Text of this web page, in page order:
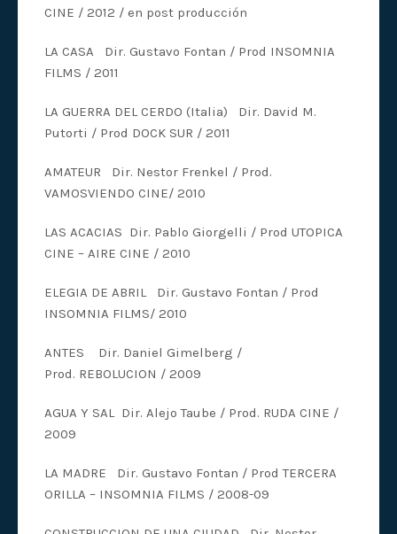
CINE / 2012 / en post producción
LA CASA Dir. Gustavo Fontan / Prod INSOMNIA
FILMS / 2011
LA GUERRA DEL CERDO (Italia) Dir. David M.
Putorti / Prod DOCK SUR / 2011
AMATEUR Dir. Nestor Frenkel / Prod.
VAMOSVIENDO CINE/ 2010
LAS ACACIAS Dir. Pablo Giorgelli / Prod UTOPICA
CINE – AIRE CINE / 2010
ELEGIA DE ABRIL Dir. Gustavo Fontan / Prod
INSOMNIA FILMS/ 2010
ANTES Dir. Daniel Gimelberg /
Prod. REBOLUCION / 2009
AGUA Y SAL Dir. Alejo Taube / Prod. RUDA CINE /
2009
LA MADRE Dir. Gustavo Fontan / Prod TERCERA
ORILLA – INSOMNIA FILMS / 2008-09